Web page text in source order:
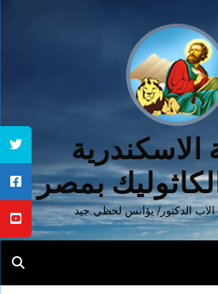
الاسكندرية
بمصر
الاب الدكتور/ يؤانس لحظي جيد